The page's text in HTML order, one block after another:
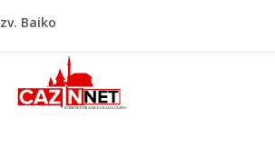
Nakon velikih vrućina u BiH stiže kiša
zapošljavanje i očuvanje radnih mjesta
Dok Evropa ostavlja cigarete, Hrvati
puše sve više: Treći su u cijeloj EU